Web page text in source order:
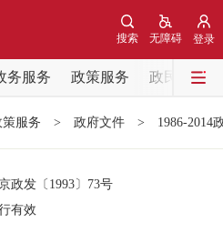
登录
无障碍
搜索
务服务 政策服务
政民互动
央精神
策服务 > 政府文件 > 1986-2014
政发 〔1993〕 73号
有效